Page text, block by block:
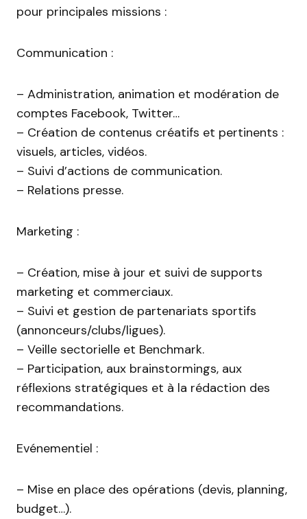
pour principales missions :
Communication :
– Administration, animation et modération de
comptes Facebook, Twitter…
– Création de contenus créatifs et pertinents :
visuels, articles, vidéos.
– Suivi d’actions de communication.
– Relations presse.
Marketing :
– Création, mise à jour et suivi de supports
marketing et commerciaux.
– Suivi et gestion de partenariats sportifs
(annonceurs/clubs/ligues).
– Veille sectorielle et Benchmark.
– Participation, aux brainstormings, aux
réflexions stratégiques et à la rédaction des
recommandations.
Evénementiel :
– Mise en place des opérations (devis, planning,
budget…).